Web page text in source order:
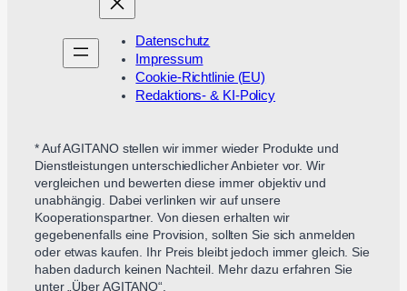
Datenschutz
Impressum
Cookie-Richtlinie (EU)
Redaktions- & KI-Policy
* Auf AGITANO stellen wir immer wieder Produkte und
Dienstleistungen unterschiedlicher Anbieter vor. Wir
vergleichen und bewerten diese immer objektiv und
unabhängig. Dabei verlinken wir auf unsere
Kooperationspartner. Von diesen erhalten wir
gegebenenfalls eine Provision, sollten Sie sich anmelden
oder etwas kaufen. Ihr Preis bleibt jedoch immer gleich. Sie
haben dadurch keinen Nachteil. Mehr dazu erfahren Sie
unter „Über AGITANO“.